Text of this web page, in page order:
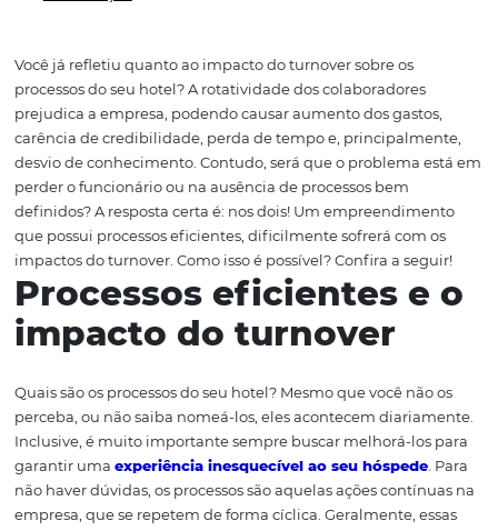
impacto do turnover?
Em Distribuição
Você já refletiu quanto ao impacto do turnover sobre os
processos do seu hotel? A rotatividade dos
prejudica a empresa, podendo causar aumento dos
carência de credibilidade, perda de tempo e,
desvio de conhecimento. Contudo, será que o problema
perder o funcionário ou na ausência de processos bem
que possui processos eficientes, dificilmente sofrerá
impactos do turnover. Como isso é possível? Confira a
Processos eficientes
impacto do turnover